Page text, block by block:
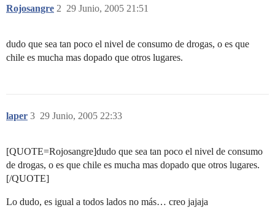
Rojosangre 29 Junio, 2005 21:51
2
dudo que sea tan poco el nivel de consumo de drogas, o es que
chile es mucha mas dopado que otros lugares.
laper 29 Junio, 2005 22:33
3
[QUOTE=Rojosangre]dudo que sea tan poco el nivel de consumo
de drogas, o es que chile es mucha mas dopado que otros lugares.
[/QUOTE]
Lo dudo, es igual a todos lados no más… creo jajaja